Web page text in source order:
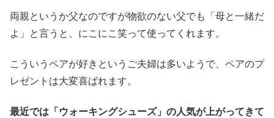
両親というか父なのですが物欲のない父でも「母と一緒だ
よ」と言うと、にこにこ笑って使ってくれます。
こういうペアが好きというご夫婦は多いようで、ペアのプ
レゼントは大変喜ばれます。
最近では「ウォーキングシューズ」の人気が上がってきて